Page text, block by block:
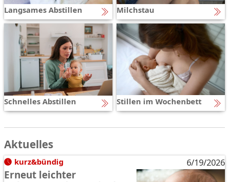
Langsames Abstillen Milchstau
Schnelles Abstillen Stillen im Wochenbett
Aktuelles
kurz&bündig 6/19/2026
Erneut leichter